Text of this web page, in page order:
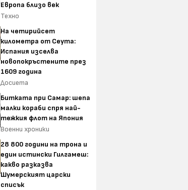
Европа близо век
Техно
На четирийсет
километра от Сеута:
Испания изселва
новопокръстените през
1609 година
Досиета
Битката при Самар: шепа
малки кораби спря най-
тежкия флот на Япония
Военни хроники
28 800 години на трона и
един истински Гилгамеш:
какво разказва
Шумерският царски
списък